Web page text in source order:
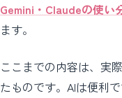
Gemini・Claudeの使い
ます。
ここまでの内容は、実
たものです。AIは便利